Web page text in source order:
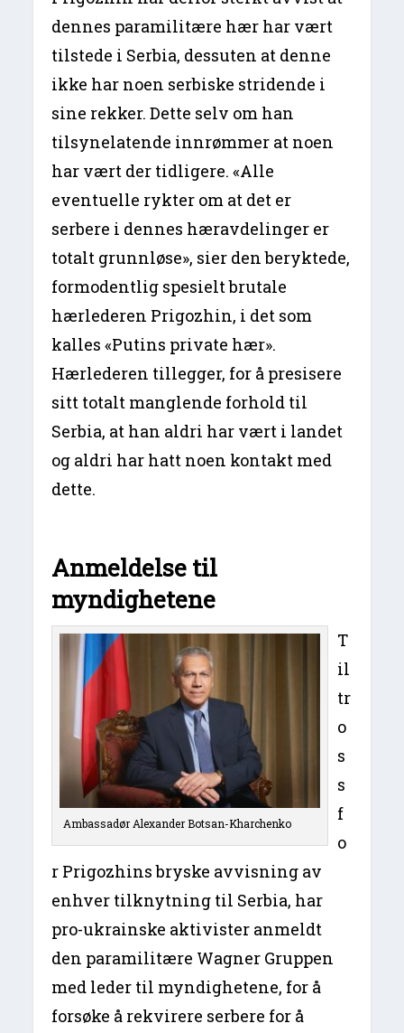
dennes paramilitære hær har vært
tilstede i Serbia, dessuten at denne
ikke har noen serbiske stridende i
sine rekker. Dette selv om han
tilsynelatende innrømmer at noen
har vært der tidligere. «Alle
eventuelle rykter om at det er
serbere i dennes hæravdelinger er
totalt grunnløse», sier den beryktede,
formodentlig spesielt brutale
hærlederen Prigozhin, i det som
kalles «Putins private hær».
Hærlederen tillegger, for å presisere
sitt totalt manglende forhold til
Serbia, at han aldri har vært i landet
og aldri har hatt noen kontakt med
dette.
Anmeldelse til
myndighetene
Ambassadør Alexander Botsan-Kharchenko
T
il
tr
o
s
s
f
o
r Prigozhins bryske avvisning av
enhver tilknytning til Serbia, har
pro-ukrainske aktivister anmeldt
den paramilitære Wagner Gruppen
med leder til myndighetene, for å
forsøke å rekvirere serbere for å